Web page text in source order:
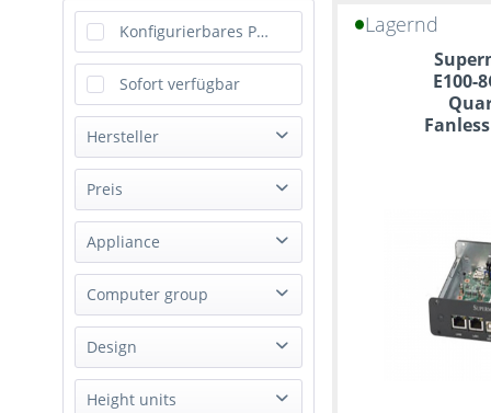
Konfigurierbares Produkt
Sofort verfügbar
Hersteller
ASRock
Asus
Dell
GETAC
Gigabyte
Happyware
MSI
QNAP
Preis
von169,00 €bis
100408,00 €
Appliance
Virtualization Appliance
Storage Appliance
Computer group
IoT Gateway
Workstation
Server
Design
Rack
Height units
Lagernd
E100-